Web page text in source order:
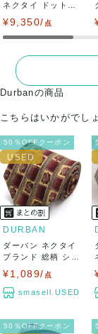
万が一、購入後
て対応致します
決済方法
クレジットカ
ニ払い
出荷
送料：¥1,650 (
出荷目安：5営
出荷予定日：
兵庫県から出荷
ネクタイ ドット柄
¥9,350/ 点
Durbanの商品
こちらはいかがでし
50％OFFクーポン
DURBAN
ダーバン ネクタイ
ブランド 総柄 シル
¥1,089/ 点
smasell.USED
50％OFFクーポン